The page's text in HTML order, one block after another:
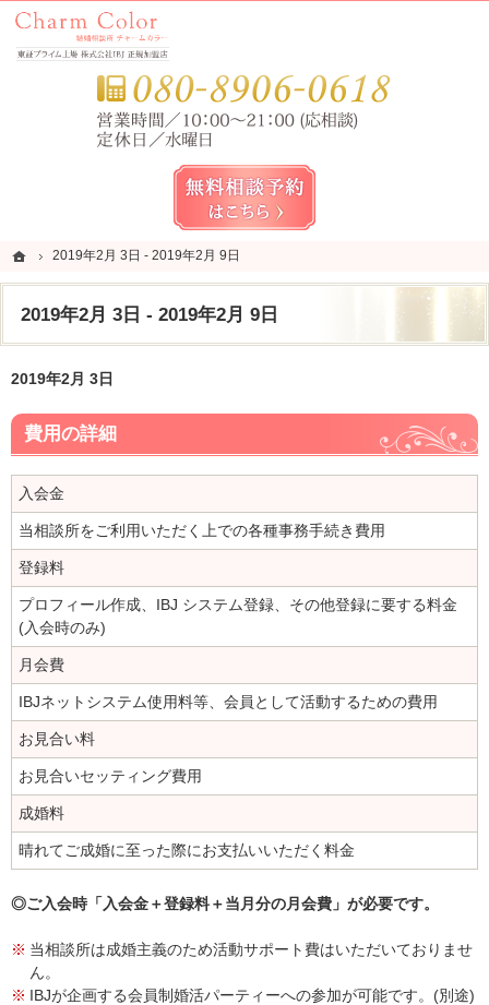
ホーム
2019年2月 3日 - 2019年2月 9日
2019年2月 3日 - 2019年2月 9日
錦糸町・亀戸・平井の結婚相談所なら当相談所へ。
錦糸町・亀戸・平井の結婚相談所なら短期成婚を目指すCharm Color (チャームカラー)
2019年2月 3日
費用の詳細
入会金
当相談所をご利用いただく上での各種事務手続き費用
登録料
プロフィール作成、IBJ システム登録、その他登録に要する料金
(入会時のみ)
月会費
IBJネットシステム使用料等、会員として活動するための費用
お見合い料
お見合いセッティング費用
成婚料
晴れてご成婚に至った際にお支払いいただく料金
◎ご入会時「入会金＋登録料＋当月分の月会費」が必要です。
当相談所は成婚主義のため活動サポート費はいただいておりませ
ん。
IBJが企画する会員制婚活パーティーへの参加が可能です。(別途)
ホーム
2019年2月 3日 - 2019年2月 9日